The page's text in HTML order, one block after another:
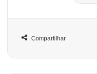
Compartilhar